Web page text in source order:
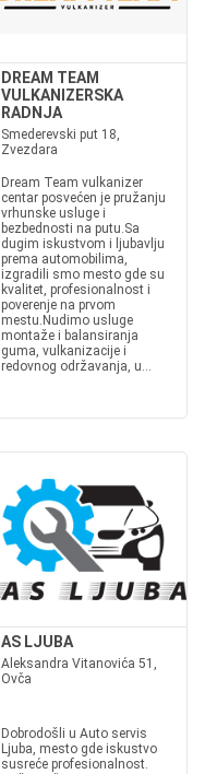
DREAM TEAM
VULKANIZERSKA
RADNJA
Smederevski put 18,
Zvezdara
Dream Team vulkanizer
centar posvećen je pružanju
vrhunske usluge i
bezbednosti na putu.Sa
dugim iskustvom i ljubavlju
prema automobilima,
izgradili smo mesto gde su
kvalitet, profesionalnost i
poverenje na prvom
mestu.Nudimo usluge
montaže i balansiranja
guma, vulkanizacije i
redovnog održavanja, u...
AS LJUBA
Aleksandra Vitanovića 51,
Ovča
Dobrodošli u Auto servis
Ljuba, mesto gde iskustvo
susreće profesionalnost.